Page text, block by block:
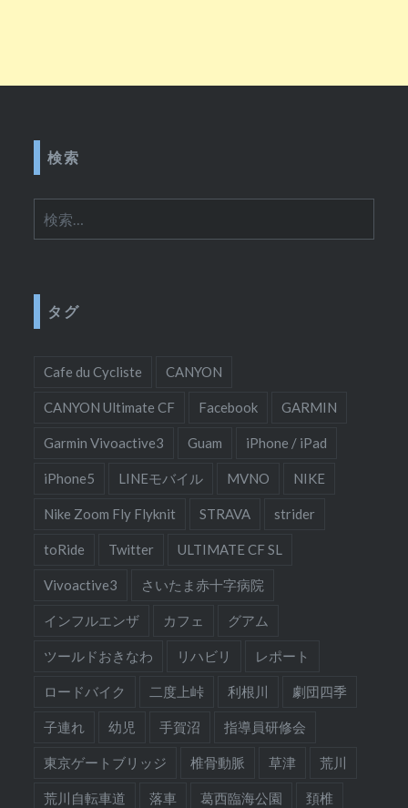
検索
索:
タグ
Cafe du Cycliste CANYON
CANYON Ultimate CF Facebook GARMIN
Garmin Vivoactive3 Guam iPhone / iPad
iPhone5 LINEモバイル MVNO NIKE
Nike Zoom Fly Flyknit STRAVA strider
toRide Twitter ULTIMATE CF SL
Vivoactive3 さいたま赤十字病院
インフルエンザ カフェ グアム
ツールドおきなわ リハビリ レポート
ロードバイク 二度上峠 利根川 劇団四季
子連れ 幼児 手賀沼 指導員研修会
東京ゲートブリッジ 椎骨動脈 草津 荒川
荒川自転車道 落車 葛西臨海公園 頚椎